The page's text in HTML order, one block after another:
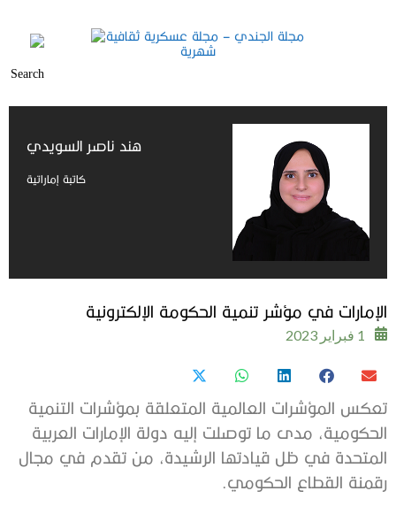
هند ناصر السويدي
كاتبة إماراتية
الإمارات في مؤشر تنمية الحكومة الإلكترونية
1 فبراير 2023
تعكس المؤشرات العالمية المتعلقة بمؤشرات التنمية
الحكومية، مدى ما توصلت إليه دولة الإمارات العربية
المتحدة في ظل قيادتها الرشيدة، من تقدم في مجال
رقمنة القطاع الحكومي.